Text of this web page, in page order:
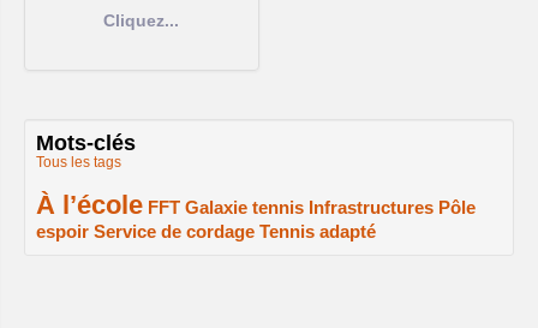
Cliquez...
Mots-clés
Tous les tags
À l’école
2/2 FFT
1/2 Galaxie tennis
1/2 Infrastructures
1/2
Pôle
espoir
1/2 Service de cordage
1/2 Tennis adapté
1/2